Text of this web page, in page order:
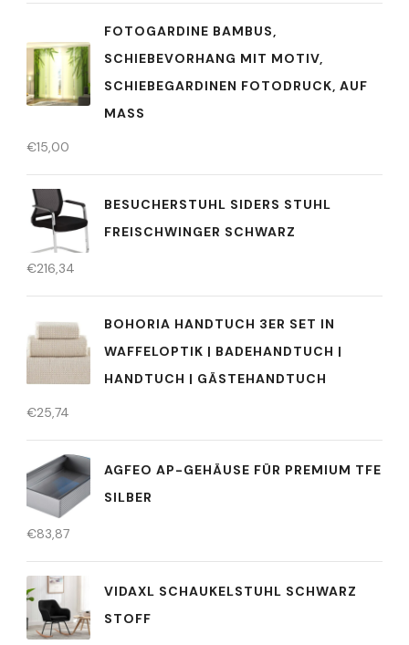
FOTOGARDINE BAMBUS,
SCHIEBEVORHANG MIT MOTIV,
SCHIEBEGARDINEN FOTODRUCK, AUF
MASS
€15,00
BESUCHERSTUHL SIDERS STUHL
FREISCHWINGER SCHWARZ
€216,34
BOHORIA HANDTUCH 3ER SET IN
WAFFELOPTIK | BADEHANDTUCH |
HANDTUCH | GÄSTEHANDTUCH
€25,74
AGFEO AP-GEHÄUSE FÜR PREMIUM TFE
SILBER
€83,87
VIDAXL SCHAUKELSTUHL SCHWARZ
STOFF